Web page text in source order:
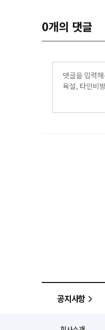
0개의 댓글
공지사항